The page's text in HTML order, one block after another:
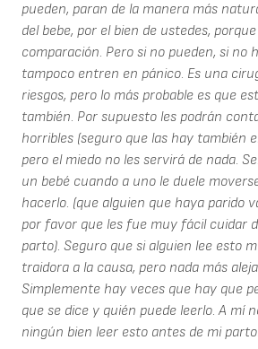
pueden, paran de la manera más
del bebe, por el bien de ustedes,
comparación. Pero si no pueden, si no
tampoco entren en pánico. Es una
riesgos, pero lo más probable es que
también. Por supuesto les podrán
horribles (seguro que las hay también
pero el miedo no les servirá de nada.
un bebé cuando a uno le duele
hacerlo. (que alguien que haya parido
por favor que les fue muy fácil cuidar
parto). Seguro que si alguien lee esto
traidora a la causa, pero nada más
Simplemente hay veces que hay que
que se dice y quién puede leerlo. A mí
ningún bien leer esto antes de mi parto.